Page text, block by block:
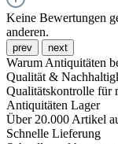
Keine Bewertungen
anderen.
prev next
Warum Antiquitäten
Qualität &
Qualitätskontrolle für
Antiquitäten Lager
Über 20.000 Artikel
Schnelle Lieferung